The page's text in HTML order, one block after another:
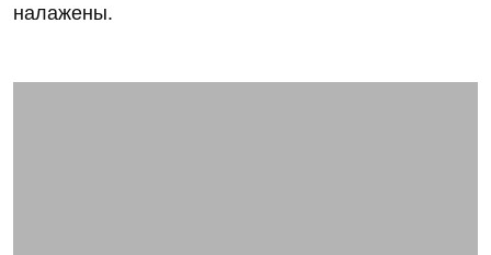
налажены.